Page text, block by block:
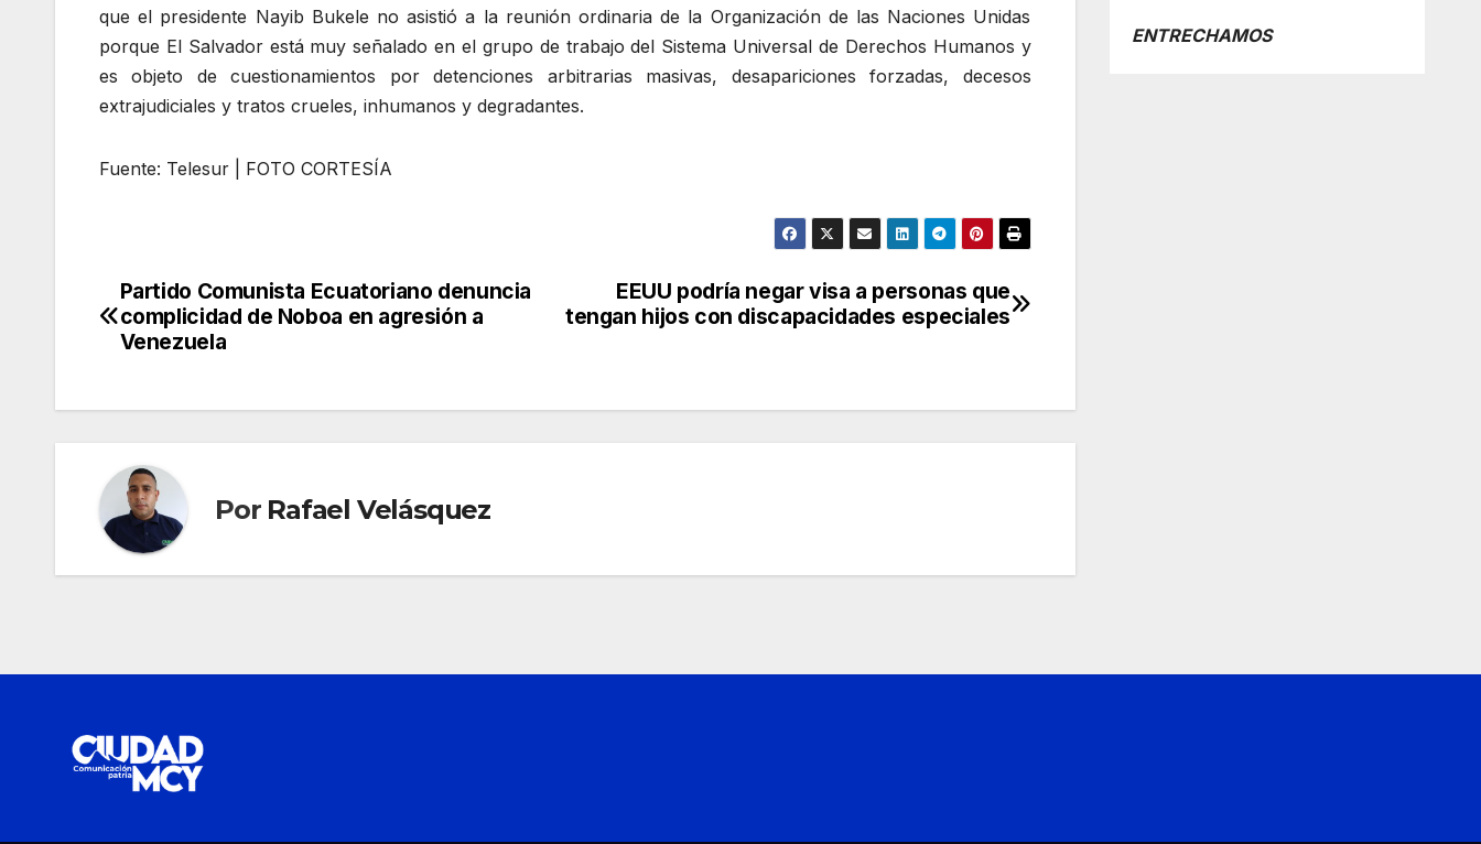
que el presidente Nayib Bukele no asistió a la reunión ordinaria de la Organización de las Naciones Unidas
porque El Salvador está muy señalado en el grupo de trabajo del Sistema Universal de Derechos Humanos y
es objeto de cuestionamientos por detenciones arbitrarias masivas, desapariciones forzadas, decesos
extrajudiciales y tratos crueles, inhumanos y degradantes.
Fuente: Telesur | FOTO CORTESÍA
Navegación
de
EEUU podría negar visa a personas que
tengan hijos con discapacidades especiales
Partido Comunista Ecuatoriano denuncia
complicidad de Noboa en agresión a
Venezuela
Por Rafael Velásquez
ENTRECHAMOS